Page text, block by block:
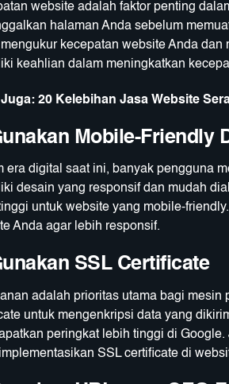
website adalah faktor penting
halaman Anda sebelum
kecepatan website Anda
keahlian dalam meningkatkan
Juga: 20 Kelebihan Jasa Website
Mobile-Friendly
era digital saat ini, banyak pengguna
desain yang responsif dan mudah
untuk website yang mobile-
Anda agar lebih responsif.
SSL Certificate
adalah prioritas utama bagi
untuk mengenkripsi data yang
peringkat lebih tinggi di
SSL certificate di